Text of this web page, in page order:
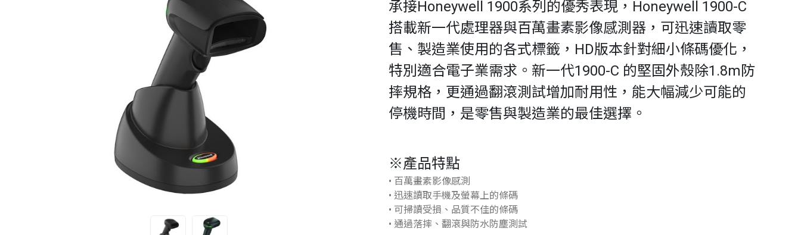
承接Honeywell 1900系列的優秀表現，Honeywell 1900-C
搭載新一代處理器與百萬畫素影像感測器，可迅速讀取零
售、製造業使用的各式標籤，HD版本針對細小條碼優化，
特別適合電子業需求。新一代1900-C 的堅固外殼除1.8m防
摔規格，更通過翻滾測試增加耐用性，能大幅減少可能的
停機時間，是零售與製造業的最佳選擇。
※產品特點
• 百萬畫素影像感測
• 迅速讀取手機及螢幕上的條碼
• 可掃讀受損、品質不佳的條碼
• 通過落摔、翻滾與防水防塵測試